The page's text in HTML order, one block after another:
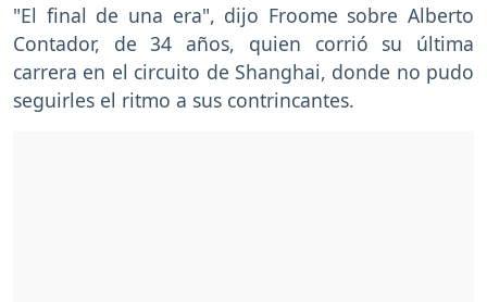
"El final de una era", dijo Froome sobre Alberto
Contador, de 34 años, quien corrió su última
carrera en el circuito de Shanghai, donde no pudo
seguirles el ritmo a sus contrincantes.